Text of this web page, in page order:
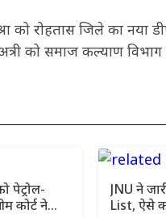
को रोहतास जिले का नया
को समाज कल्याण
पेट्रोल-
कोर्ट ने
JNU ने
List, ऐसे